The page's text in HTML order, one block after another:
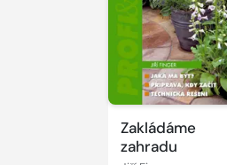
Zakládáme
zahradu